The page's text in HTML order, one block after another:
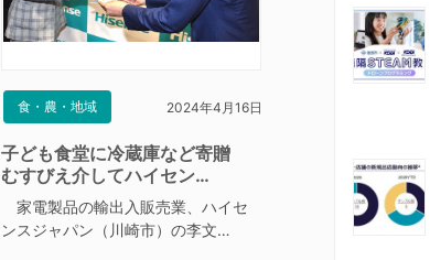
食・農・地域 2024年4月16日
子ども食堂に冷蔵庫など寄贈
むすびえ介してハイセン…
家電製品の輸出入販売業、ハイセ
ンスジャパン（川崎市）の李文…